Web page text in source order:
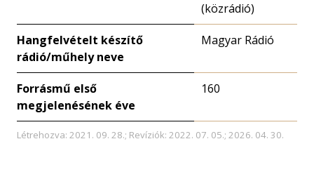
(közrádió)
Hangfelvételt készítő
rádió/műhely neve
Magyar Rádió
Forrásmű első
megjelenésének éve
160
Létrehozva: 2021. 09. 28.; Revíziók: 2022. 07. 05.; 2026. 04. 30.